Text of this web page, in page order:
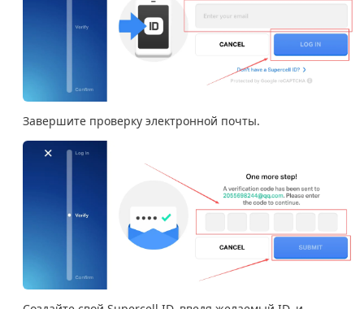
Завершите проверку электронной почты.